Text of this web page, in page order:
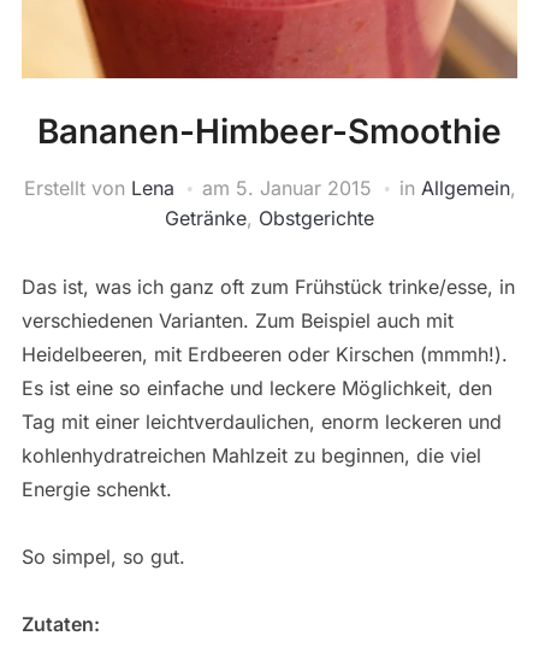
Bananen-Himbeer-Smoothie
Erstellt von Lena am 5. Januar 2015 in Allgemein,
Getränke, Obstgerichte
Das ist, was ich ganz oft zum Frühstück trinke/esse, in
verschiedenen Varianten. Zum Beispiel auch mit
Heidelbeeren, mit Erdbeeren oder Kirschen (mmmh!).
Es ist eine so einfache und leckere Möglichkeit, den
Tag mit einer leichtverdaulichen, enorm leckeren und
kohlenhydratreichen Mahlzeit zu beginnen, die viel
Energie schenkt.
So simpel, so gut.
Zutaten: